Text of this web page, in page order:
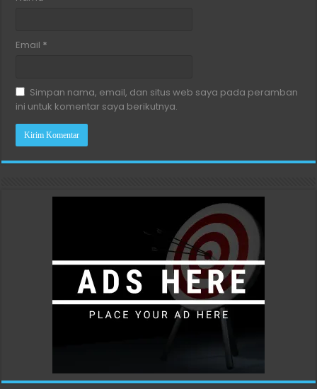
Email *
Simpan nama, email, dan situs web saya pada peramban
ini untuk komentar saya berikutnya.